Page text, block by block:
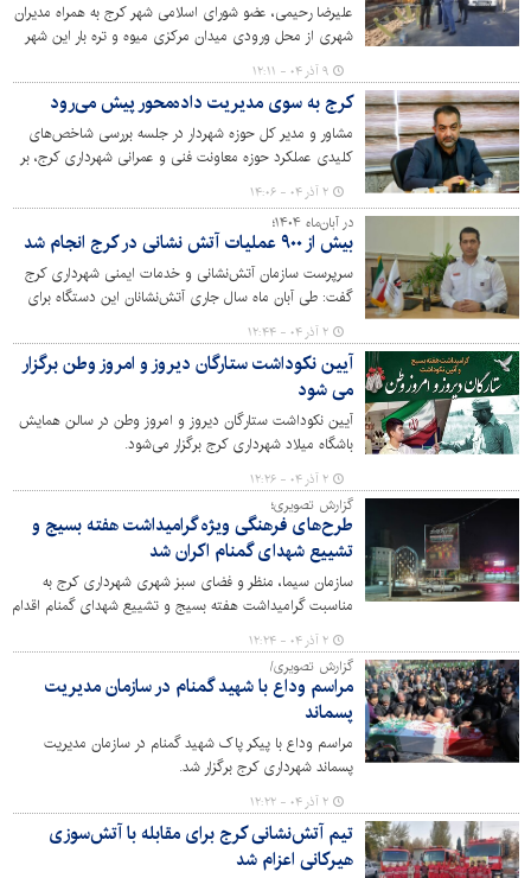
علیرضا رحیمی، عضو شورای اسلامی شهر کرج به همراه مدیران
شهری از محل ورودی میدان مرکزی میوه و تره بار این شهر
بازدید کرد.
۹ آذر ۰۴ - ۱۲:۱۱
کرج به سوی مدیریت داده‌محور پیش می‌رود
مشاور و مدیر کل حوزه شهردار در جلسه بررسی شاخص‌های
کلیدی عملکرد حوزه معاونت فنی و عمرانی شهرداری کرج، بر
ضرورت استفاده هوشمندانه از داده‌ها و ایجاد داشبوردهای
مدیریتی تاکید کرد و گفت: بهره‌گیری از اطلاعات یکپارچه
می‌تواند به بهبود تصمیم‌گیری، افزایش شفافیت و ارائه
گزارش‌های دقیق‌تر به شهروندان منجر شود.
۲ آذر ۰۴ - ۱۴:۰۶
در آبان‌ماه ۱۴۰۴؛
بیش از ۹۰۰ عملیات آتش نشانی در کرج انجام شد
سرپرست سازمان آتش‌نشانی و خدمات ایمنی شهرداری کرج
گفت: طی آبان ماه سال جاری آتش‌نشانان این دستگاه برای
شده‌اند.
۲ آذر ۰۴ - ۱۲:۴۴
آیین نکوداشت ستارگان دیروز و امروز وطن برگزار
می شود
آیین نکوداشت ستارگان دیروز و امروز وطن در سالن همایش
باشگاه میلاد شهرداری کرج برگزار می‌شود.
۲ آذر ۰۴ - ۱۲:۲۶
گزارش تصویری؛
طرح‌های فرهنگی ویژه گرامیداشت هفته بسیج و
تشییع شهدای گمنام اکران شد
سازمان سیما، منظر و فضای سبز شهری شهرداری کرج به
مناسبت گرامیداشت هفته بسیج و تشییع شهدای گمنام اقدام
به اکران طرح‌های فرهنگی در سطح شهر کرده است.
۲ آذر ۰۴ - ۱۲:۲۴
گزارش تصویری/
مراسم وداع با شهید گمنام در سازمان مدیریت
پسماند
مراسم وداع با پیکر پاک شهید گمنام در سازمان مدیریت
پسماند شهرداری کرج برگزار شد.
۲ آذر ۰۴ - ۱۲:۲۲
تیم آتش‌نشانی کرج برای مقابله با آتش‌سوزی
هیرکانی اعزام شد